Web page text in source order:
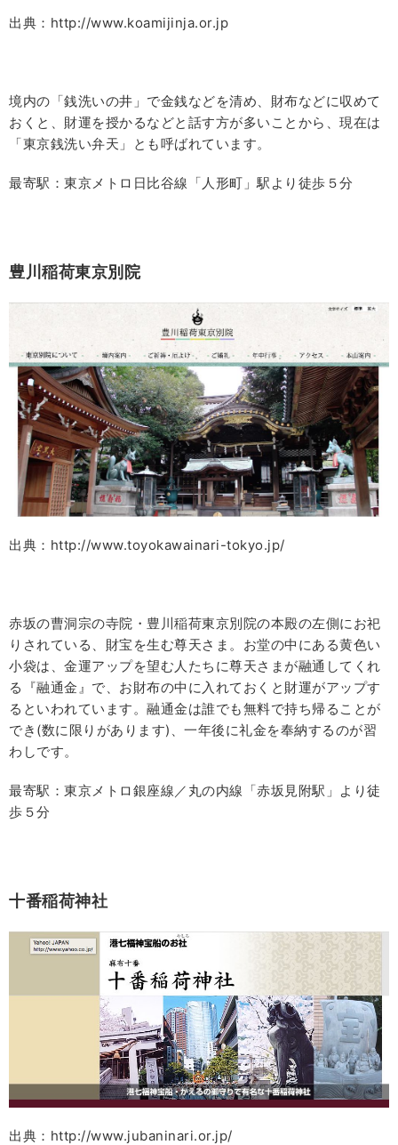
出典：http://www.koamijinja.or.jp
境内の「銭洗いの井」で金銭などを清め、財布などに収めて
おくと、財運を授かるなどと話す方が多いことから、現在は
「東京銭洗い弁天」とも呼ばれています。
最寄駅：東京メトロ日比谷線「人形町」駅より徒歩５分
豊川稲荷東京別院
出典：http://www.toyokawainari-tokyo.jp/
赤坂の曹洞宗の寺院・豊川稲荷東京別院の本殿の左側にお祀
りされている、財宝を生む尊天さま。お堂の中にある黄色い
小袋は、金運アップを望む人たちに尊天さまが融通してくれ
る『融通金』で、お財布の中に入れておくと財運がアップす
るといわれています。融通金は誰でも無料で持ち帰ることが
でき (数に限りがあります) 、一年後に礼金を奉納するのが習
わしです。
最寄駅：東京メトロ銀座線／丸の内線「赤坂見附駅」より徒
歩５分
十番稲荷神社
出典：http://www.jubaninari.or.jp/